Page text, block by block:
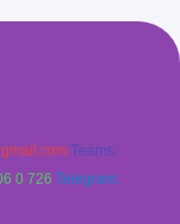
Teams:
0 726 Telegram: